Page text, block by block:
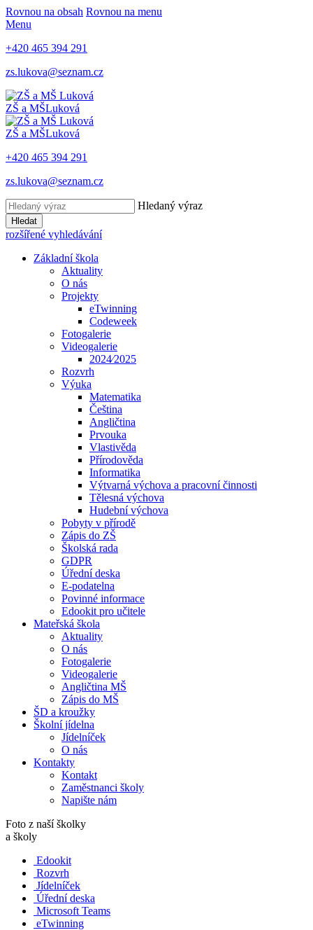
Rovnou na obsah Rovnou na menu
Menu
+420 465 394 291
zs.lukova@seznam.cz
ZŠ a MŠLuková
ZŠ a MŠLuková
+420 465 394 291
zs.lukova@seznam.cz
Hledaný výraz
Hledat
rozšířené vyhledávání
Základní škola
Aktuality
O nás
Projekty
eTwinning
Codeweek
Fotogalerie
Videogalerie
2024⁄2025
Rozvrh
Výuka
Matematika
Čeština
Angličtina
Prvouka
Vlastivěda
Přírodověda
Informatika
Výtvarná výchova a pracovní činnosti
Tělesná výchova
Hudební výchova
Pobyty v přírodě
Zápis do ZŠ
Školská rada
GDPR
Úřední deska
E-podatelna
Povinné informace
Edookit pro učitele
Mateřská škola
Aktuality
O nás
Fotogalerie
Videogalerie
Angličtina MŠ
Zápis do MŠ
ŠD a kroužky
Školní jídelna
Jídelníček
O nás
Kontakty
Kontakt
Zaměstnanci školy
Napište nám
Foto z naší školky
a školy
Edookit
Rozvrh
Jídelníček
Úřední deska
Microsoft Teams
eTwinning